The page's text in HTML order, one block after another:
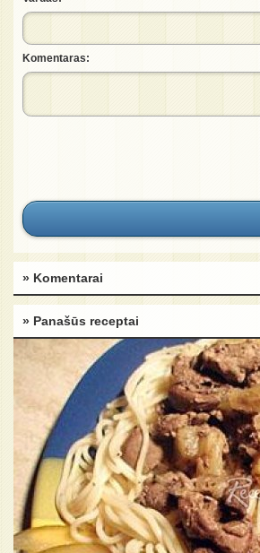
Komentaras:
» Komentarai
» Panašūs receptai